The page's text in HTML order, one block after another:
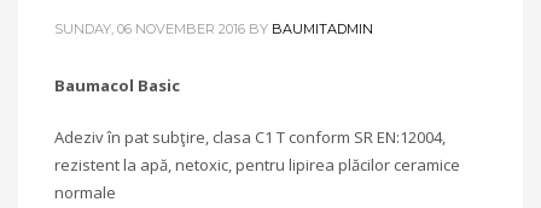
SUNDAY, 06 NOVEMBER 2016 BY BAUMITADMIN
Baumacol Basic
Adeziv în pat subţire, clasa C1 T conform SR EN:12004,
rezistent la apă, netoxic, pentru lipirea plăcilor ceramice
normale